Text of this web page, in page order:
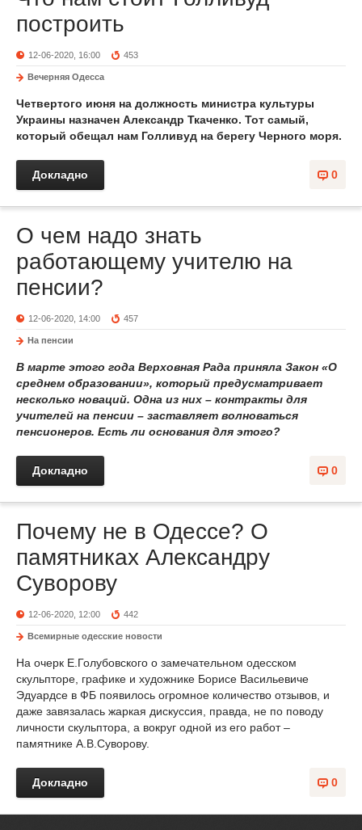
построить
12-06-2020, 16:00 453
Вечерняя Одесса
Четвертого июня на должность министра культуры
Украины назначен Александр Ткаченко. Тот самый,
который обещал нам Голливуд на берегу Черного моря.
0
Докладно
О чем надо знать
работающему учителю на
пенсии?
12-06-2020, 14:00 457
На пенсии
В марте этого года Верховная Рада приняла Закон «О
среднем образовании», который предусматривает
несколько новаций. Одна из них – контракты для
учителей на пенсии – заставляет волноваться
пенсионеров. Есть ли основания для этого?
0
Докладно
Почему не в Одессе? О
памятниках Александру
Суворову
12-06-2020, 12:00 442
Всемирные одесские новости
На очерк Е.Голубовского о замечательном одесском
скульпторе, графике и художнике Борисе Васильевиче
Эдуардсе в ФБ появилось огромное количество отзывов, и
даже завязалась жаркая дискуссия, правда, не по поводу
личности скульптора, а вокруг одной из его работ –
памятнике А.В.Суворову.
0
Докладно